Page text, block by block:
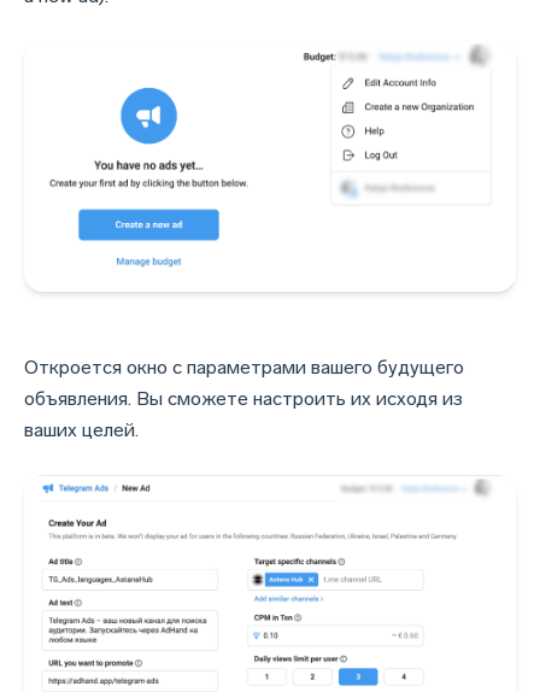
Откроется окно с параметрами вашего будущего
объявления. Вы сможете настроить их исходя из
ваших целей.